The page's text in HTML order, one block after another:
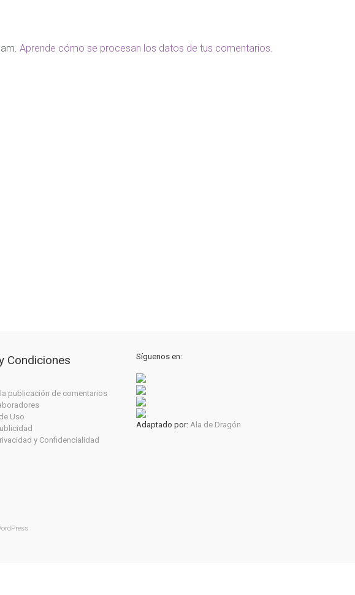
Aprende cómo se procesan los datos de tus comentarios
Condiciones
publicación de comentarios
Uso
y Confidencialidad
Síguenos en:
Adaptado por: Ala de Dragón